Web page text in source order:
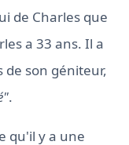
de Charles que
a 33 ans. Il a
son géniteur,
.
qu'il y a une